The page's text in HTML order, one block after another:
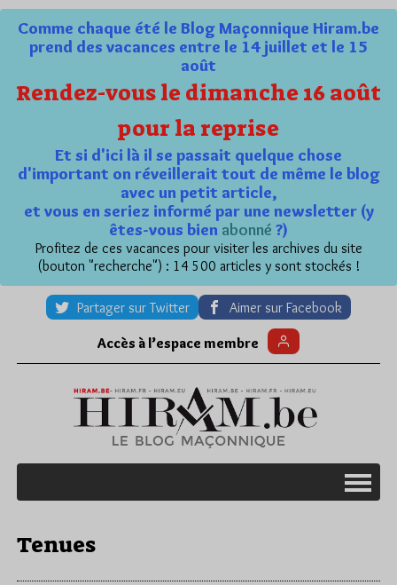
Comme chaque été le Blog Maçonnique Hiram.be
prend des vacances entre le 14 juillet et le 15
août
Rendez-vous le dimanche 16 août
pour la reprise
Et si d'ici là il se passait quelque chose
d'important on réveillerait tout de même le blog
avec un petit article,
et vous en seriez informé par une newsletter (y
êtes-vous bien abonné ?)
Profitez de ces vacances pour visiter les archives du site
(bouton "recherche") : 14 500 articles y sont stockés !
Partager sur Twitter Aimer sur Facebook
Accès à l’espace membre
Tenues